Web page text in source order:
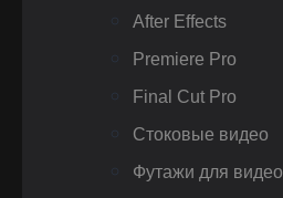
After Effects
Premiere Pro
Final Cut Pro
Стоковые видео
Футажи для видео